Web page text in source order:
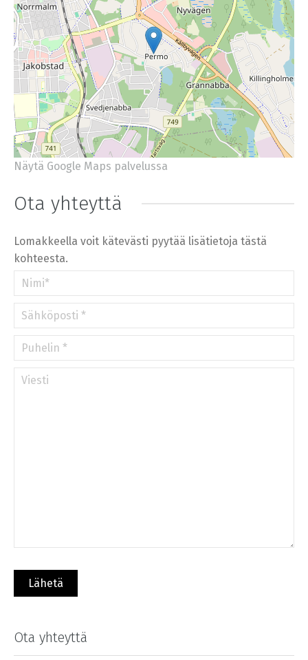
+
−
©OpenStreetMap contributors.
»
Näytä Google Maps palvelussa
Ota yhteyttä
Lomakkeella voit kätevästi pyytää lisätietoja tästä
kohteesta.
Ota yhteyttä